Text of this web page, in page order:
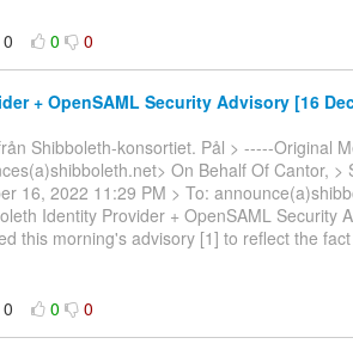
0 0 0
+ OpenSAML Security Advisory [16
Shibboleth-konsortiet. Pål > -----Original
On Behalf Of Cantor, >
16, 2022 11:29 PM > To:
Identity Provider + OpenSAML Security
this morning's advisory [1] to reflect the
0 0 0